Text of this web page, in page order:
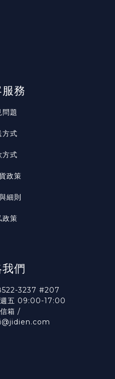
務
問題
方式
方式
政策
細則
政策
們
3237 #207
週五 09:00-17:00
箱 /